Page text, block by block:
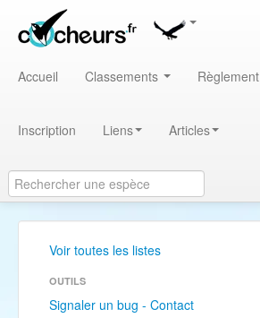
Accueil Classements Règlement
Inscription Liens Articles
Voir toutes les listes
OUTILS
Signaler un bug - Contact